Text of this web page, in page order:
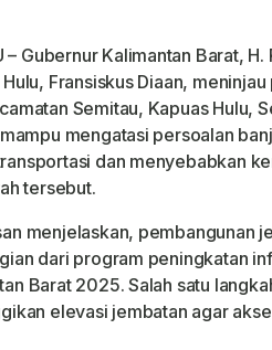
– Gubernur Kalimantan Barat,
Fransiskus Diaan,
Semitau, Kapuas Hulu,
mengatasi persoalan
dan menyebabkan
tersebut.
menjelaskan, pembangunan
dari program peningkatan
Barat 2025. Salah satu
elevasi jembatan agar